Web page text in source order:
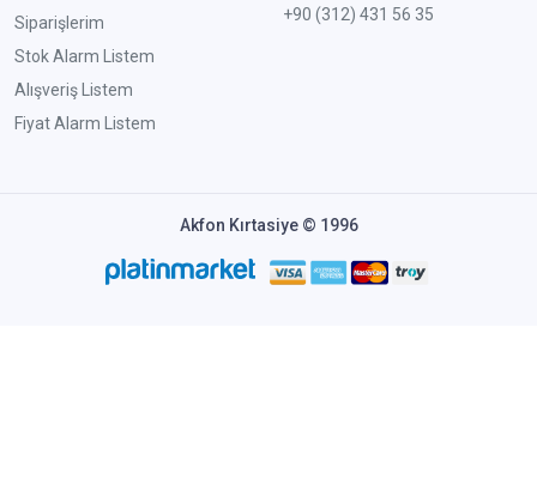
Siparişlerim
Stok Alarm Listem
Alışveriş Listem
Fiyat Alarm Listem
+90 (312) 431 56 35
Akfon Kırtasiye © 1996